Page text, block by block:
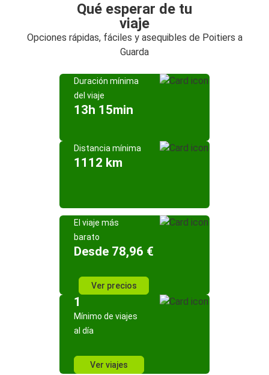
Qué esperar de tu
viaje
Opciones rápidas, fáciles y asequibles de Poitiers a
Guarda
Duración mínima
del viaje
13h 15min
Distancia mínima
1112 km
El viaje más
barato
Desde 78,96 €
Ver precios
1
Mínimo de viajes
al día
Ver viajes